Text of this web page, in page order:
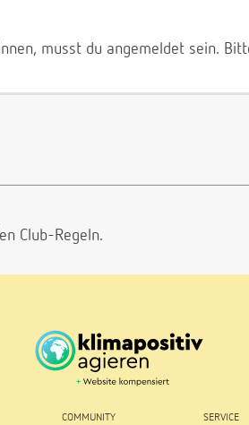
musst du angemeldet sein.
Club-Regeln.
COMMUNITY
SERVICE